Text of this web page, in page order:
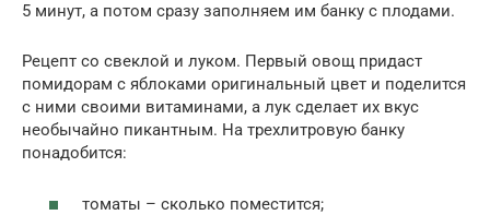
5 минут, а потом сразу заполняем им банку с плодами.
Рецепт со свеклой и луком. Первый овощ придаст
помидорам с яблоками оригинальный цвет и поделится
с ними своими витаминами, а лук сделает их вкус
необычайно пикантным. На трехлитровую банку
понадобится:
томаты – сколько поместится;